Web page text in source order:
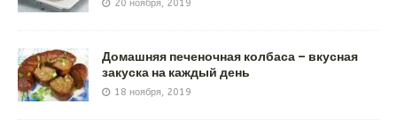
20 ноября, 2019
Домашняя печеночная колбаса – вкусная
закуска на каждый день
18 ноября, 2019